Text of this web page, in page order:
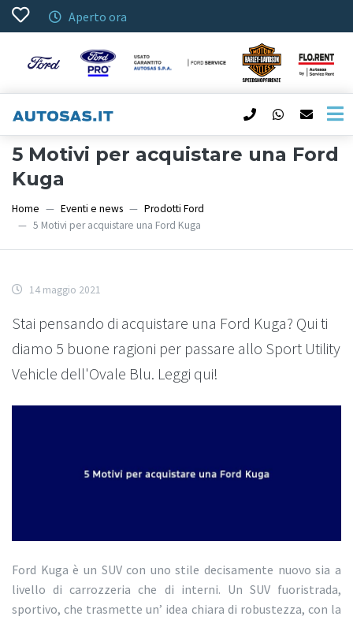
Aperto ora
5 Motivi per acquistare una Ford
Kuga
Home Eventi e news
Prodotti Ford
5 Motivi per acquistare una Ford Kuga
14 maggio 2021
Stai pensando di acquistare una Ford Kuga? Qui ti
diamo 5 buone ragioni per passare allo Sport Utility
Vehicle dell'Ovale Blu. Leggi qui!
Ford Kuga è un SUV con uno stile decisamente nuovo sia a
livello di carrozzeria che di interni. Un SUV fuoristrada,
sportivo, che trasmette un’ idea chiara di robustezza, con la